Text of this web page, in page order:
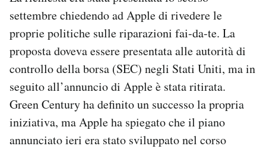
settembre chiedendo ad Apple di rivedere le
proprie politiche sulle riparazioni fai-da-te. La
proposta doveva essere presentata alle autorità di
controllo della borsa (SEC) negli Stati Uniti, ma in
seguito all’annuncio di Apple è stata ritirata.
Green Century ha definito un successo la propria
iniziativa, ma Apple ha spiegato che il piano
annunciato ieri era stato sviluppato nel corso